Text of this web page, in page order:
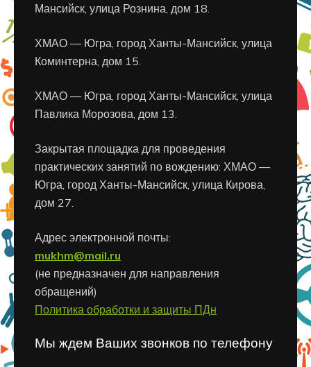
Мансийск, улица Рознина, дом 18.
ХМАО — Югра, город Ханты-Мансийск, улица
Коминтерна, дом 15.
ХМАО — Югра, город Ханты-Мансийск, улица
Павлика Морозова, дом 13.
Закрытая площадка для проведения
практических занятий по вождению: ХМАО —
Югра, город Ханты-Мансийск, улица Кирова,
дом 27.
Адрес электронной почты:
mukhm@mail.ru
(не предназначен для направления
обращений)
Политика обработки и защиты ПДн
Мы ждем Ваших звонков по телефону